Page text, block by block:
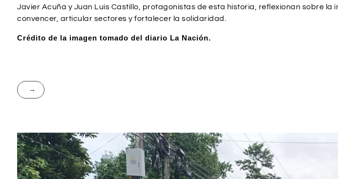
Javier Acuña y Juan Luis Castillo, protagonistas de esta historia, reflexionan sobre
convencer, articular sectores y fortalecer la solidaridad.
Crédito de la imagen tomado del diario La Nación.